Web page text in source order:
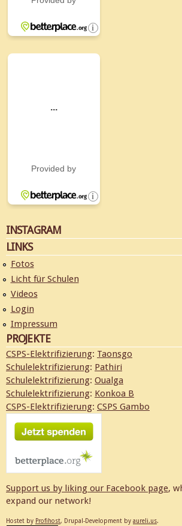
INSTAGRAM
LINKS
Fotos
Licht für Schulen
Videos
Login
Impressum
PROJEKTE
CSPS-Elektrifizierung: Taonsgo
Schulelektrifizierung: Pathiri
Schulelektrifizierung: Oualga
Schulelektrifizierung: Konkoa B
CSPS-Elektrifizierung: CSPS Gambo
Support us by liking our Facebook page,
expand our network!
Hostet by Profihost, Drupal-Development by aureli.us.